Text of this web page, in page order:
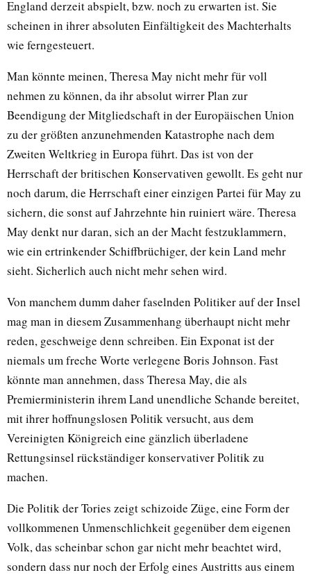
England derzeit abspielt, bzw. noch zu erwarten ist. Sie
scheinen in ihrer absoluten Einfältigkeit des Machterhalts
wie ferngesteuert.
Man könnte meinen, Theresa May nicht mehr für voll
nehmen zu können, da ihr absolut wirrer Plan zur
Beendigung der Mitgliedschaft in der Europäischen Union
zu der größten anzunehmenden Katastrophe nach dem
Zweiten Weltkrieg in Europa führt. Das ist von der
Herrschaft der britischen Konservativen gewollt. Es geht nur
noch darum, die Herrschaft einer einzigen Partei für May zu
sichern, die sonst auf Jahrzehnte hin ruiniert wäre. Theresa
May denkt nur daran, sich an der Macht festzuklammern,
wie ein ertrinkender Schiffbrüchiger, der kein Land mehr
sieht. Sicherlich auch nicht mehr sehen wird.
Von manchem dumm daher faselnden Politiker auf der Insel
mag man in diesem Zusammenhang überhaupt nicht mehr
reden, geschweige denn schreiben. Ein Exponat ist der
niemals um freche Worte verlegene Boris Johnson. Fast
könnte man annehmen, dass Theresa May, die als
Premierministerin ihrem Land unendliche Schande bereitet,
mit ihrer hoffnungslosen Politik versucht, aus dem
Vereinigten Königreich eine gänzlich überladene
Rettungsinsel rückständiger konservativer Politik zu
machen.
Die Politik der Tories zeigt schizoide Züge, eine Form der
vollkommenen Unmenschlichkeit gegenüber dem eigenen
Volk, das scheinbar schon gar nicht mehr beachtet wird,
sondern dass nur noch der Erfolg eines Austritts aus einem